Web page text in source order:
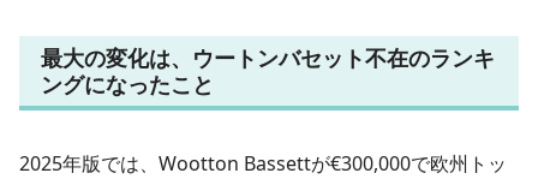
最大の変化は、ウートンバセット不在のランキ
ングになったこと
2025年版では、Wootton Bassettが€300,000で欧州トッ